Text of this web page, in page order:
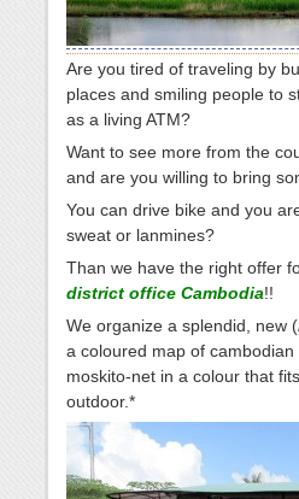
Are you tired of traveling by
places and smiling people to
as a living ATM?
Want to see more from the
and are you willing to bring
You can drive bike and you
sweat or lanmines?
Than we have the right offer
district office Cambodia!!
We organize a splendid, new (
a coloured map of
moskito-net in a colour that
outdoor.*